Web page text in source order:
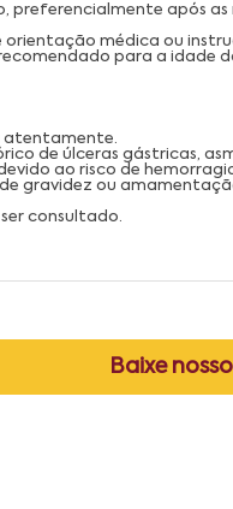
preferencialmente após as
médica ou
para a idade
atentamente.
de úlceras gástricas,
ao risco de
gravidez ou
consultado.
Baixe